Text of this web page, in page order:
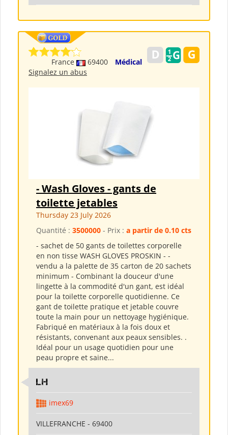
France 69400
Médical
Signalez un abus
- Wash Gloves - gants de
toilette jetables
Thursday 23 July 2026
Quantité : 3500000 - Prix : a partir de 0.10 cts
- sachet de 50 gants de toilettes corporelle
en non tisse WASH GLOVES PROSKIN - -
vendu a la palette de 35 carton de 20 sachets
minimum - Combinant la douceur d'une
lingette à la commodité d'un gant, est idéal
pour la toilette corporelle quotidienne. Ce
gant de toilette pratique et jetable couvre
toute la main pour un nettoyage hygiénique.
Fabriqué en matériaux à la fois doux et
résistants, convenant aux peaux sensibles. .
Idéal pour un usage quotidien pour une
peau propre et saine...
LH
imex69
VILLEFRANCHE - 69400